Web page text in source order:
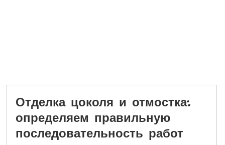
Отделка цоколя и отмостка:
определяем правильную
последовательность работ